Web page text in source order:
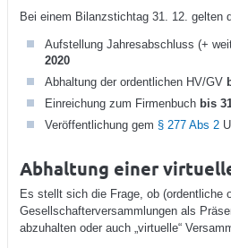
Bei einem Bilanzstichtag 31. 12. gelten
Aufstellung Jahresabschluss (+
2020
Abhaltung der ordentlichen HV/GV
Einreichung zum Firmenbuch bis
Veröffentlichung gem § 277 Abs 2
Abhaltung einer
Es stellt sich die Frage, ob (ordentliche
Gesellschafterversammlungen als
abzuhalten oder auch „virtuelle“